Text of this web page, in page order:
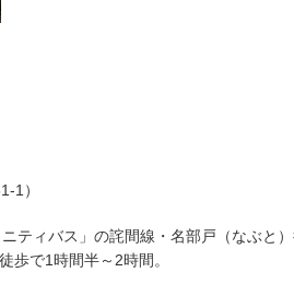
1）
ティバス」の詫間線・名部戸（なぶと
歩で1時間半～2時間。